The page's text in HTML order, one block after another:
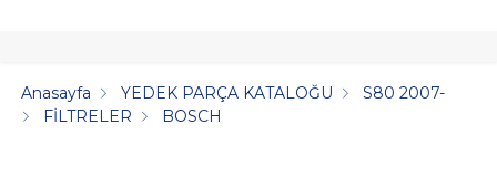
Anasayfa YEDEK PARÇA KATALOĞU
S80 2007-
FİLTRELER
BOSCH